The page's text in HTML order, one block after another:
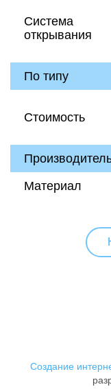
Система
открывания
По типу
Стоимость
Материал
Создание